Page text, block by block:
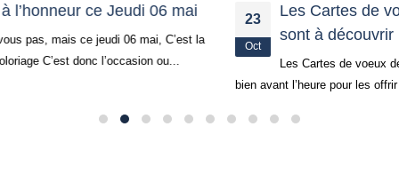
23
Oct
Les Cartes de voeux de Noël Diamond Dotz®
sont à découvrir !
Les Cartes de voeux de Noël Diamond Dotz® sont à diamanter
Lire la suite